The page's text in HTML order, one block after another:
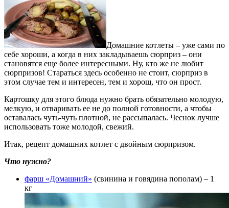
Домашние котлеты – уже сами по
себе хороши, а когда в них закладываешь сюрприз – они
становятся еще более интересными. Ну, кто же не любит
сюрпризов! Стараться здесь особенно не стоит, сюрприз в
этом случае тем и интересен, тем и хорош, что он прост.
Картошку для этого блюда нужно брать обязательно молодую,
мелкую, и отваривать ее не до полной готовности, а чтобы
оставалась чуть-чуть плотной, не рассыпалась. Чеснок лучше
использовать тоже молодой, свежий.
Итак, рецепт домашних котлет с двойным сюрпризом.
Что нужно?
фарш «Домашний» (свинина и говядина пополам) – 1
кг